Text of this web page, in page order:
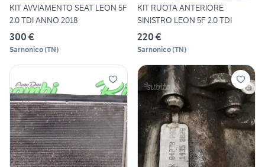
KIT AVVIAMENTO SEAT LEON 5F
2.0 TDI ANNO 2018
300 €
Sarnonico(TN)
KIT RUOTA ANTERIORE
SINISTRO LEON 5F 2.0 TDI
220 €
Sarnonico(TN)